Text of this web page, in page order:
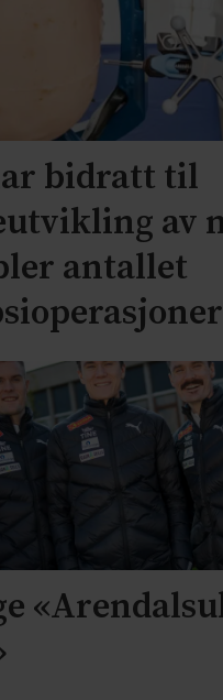
bidratt til
av
antallet